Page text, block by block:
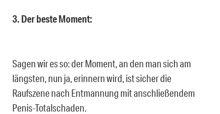
3. Der beste Moment:
Sagen wir es so: der Moment, an den man sich am
längsten, nun ja, erinnern wird, ist sicher die
Raufszene nach Entmannung mit anschließendem
Penis-Totalschaden.